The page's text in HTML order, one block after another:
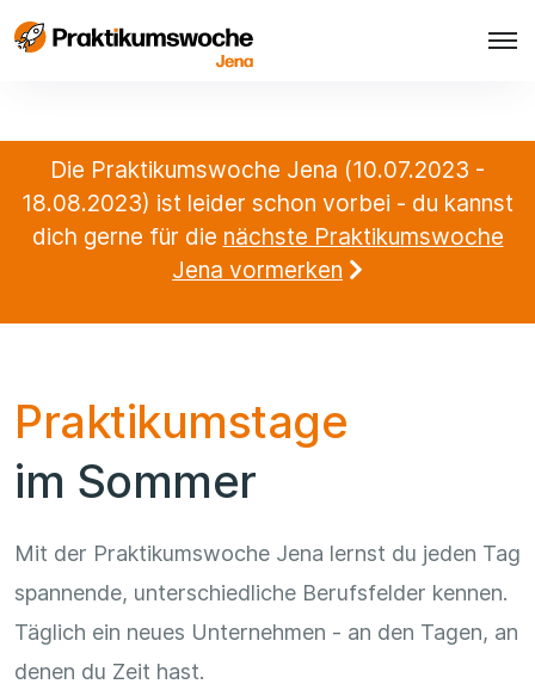
Die Praktikumswoche Jena (10.07.2023 -
18.08.2023) ist leider schon vorbei - du kannst
dich gerne für die nächste Praktikumswoche
Jena vormerken
Praktikumstage
im Sommer
Mit der Praktikumswoche Jena lernst du jeden Tag
spannende, unterschiedliche Berufsfelder kennen.
Täglich ein neues Unternehmen - an den Tagen, an
denen du Zeit hast.